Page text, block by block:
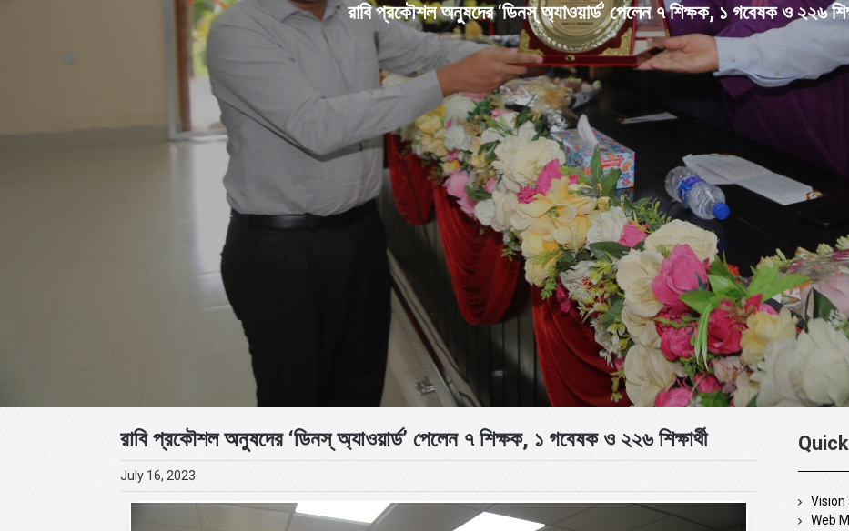
রাবি প্রকৌশল অনুষদের ‘ডিনস্ অ্যাওয়ার্ড’ পেলেন ৭ শিক্ষক, ১ গবেষক ও ২২৬
রাবি প্রকৌশল অনুষদের ‘ডিনস্ অ্যাওয়ার্ড’ পেলেন ৭ শিক্ষক, ১ গবেষক ও ২২৬ শিক্ষার্থী
July 16, 2023
Vision
Web